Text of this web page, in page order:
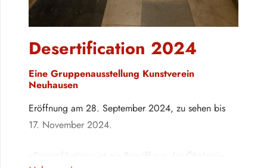
Desertification 2024
Eine Gruppenausstellung Kunstverein
Neuhausen
Eröffnung am 28. September 2024, zu sehen bis
17. November 2024.
»Desertifikation« ist ein Begriff aus der Ökologie,